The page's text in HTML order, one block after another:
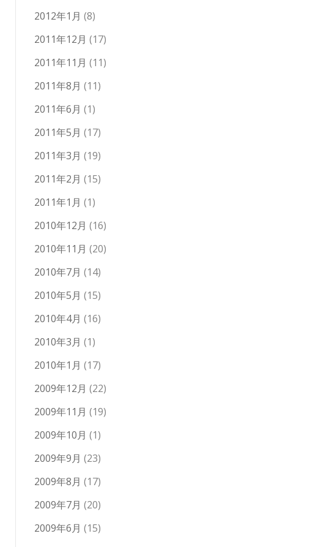
2012年1月 (8)
2011年12月 (17)
2011年11月 (11)
2011年8月 (11)
2011年6月 (1)
2011年5月 (17)
2011年3月 (19)
2011年2月 (15)
2011年1月 (1)
2010年12月 (16)
2010年11月 (20)
2010年7月 (14)
2010年5月 (15)
2010年4月 (16)
2010年3月 (1)
2010年1月 (17)
2009年12月 (22)
2009年11月 (19)
2009年10月 (1)
2009年9月 (23)
2009年8月 (17)
2009年7月 (20)
2009年6月 (15)